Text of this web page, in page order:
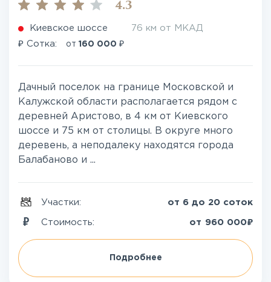
4.3
Киевское шоссе 76 км от МКАД
₽ Сотка: от 160 000 ₽
Дачный поселок на границе Московской и
Калужской области располагается рядом с
деревней Аристово, в 4 км от Киевского
шоссе и 75 км от столицы. В округе много
деревень, а неподалеку находятся города
Балабаново и ...
Участки: от 6 до 20 соток
Стоимость: от 960 000₽
Подробнее